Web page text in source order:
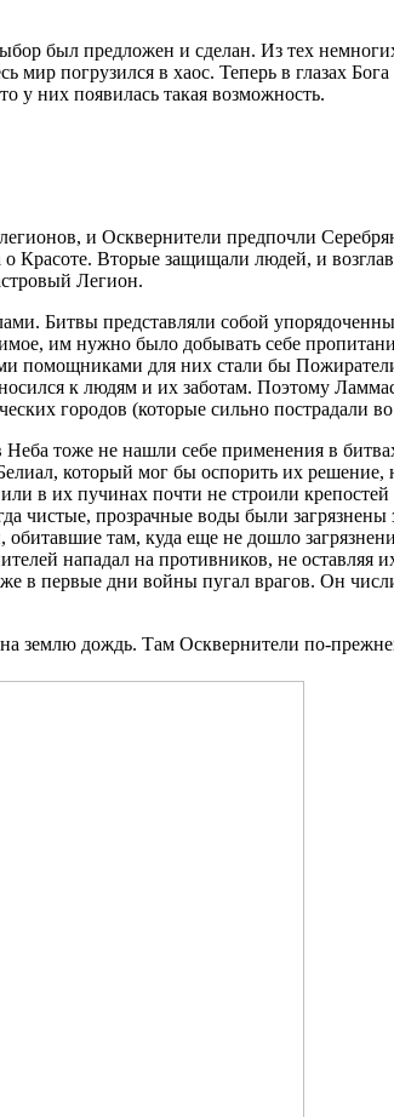
был предложен и сделан. Из тех
погрузился в хаос. Теперь в глазах
у них появилась такая возможность.
и Осквернители предпочли
Красоте. Вторые защищали людей, и
Легион.
Битвы представляли собой
им нужно было добывать себе
помощниками для них стали бы
к людям и их заботам. Поэтому
городов (которые сильно пострадали
тоже не нашли себе применения в
который мог бы оспорить их решение,
в их пучинах почти не строили
чистые, прозрачные воды были
там, куда еще не дошло
нападал на противников, не оставляя
первые дни войны пугал врагов. Он
землю дождь. Там Осквернители по-